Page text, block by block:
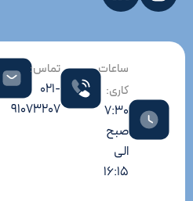
تماس:
021-
91073207
ساعات
کاری:
7:30
صبح
الی
16:15